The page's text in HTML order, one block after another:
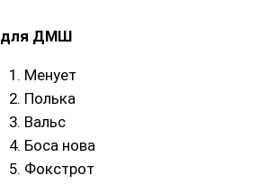
для ДМШ
Менует
Полька
Вальс
Боса нова
Фокстрот